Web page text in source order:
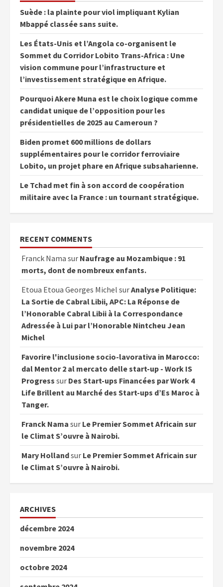
Suède : la plainte pour viol impliquant Kylian
Mbappé classée sans suite.
Les États-Unis et l’Angola co-organisent le
Sommet du Corridor Lobito Trans-Africa : Une
vision commune pour l’infrastructure et
l’investissement stratégique en Afrique.
Pourquoi Akere Muna est le choix logique comme
candidat unique de l’opposition pour les
présidentielles de 2025 au Cameroun ?
Biden promet 600 millions de dollars
supplémentaires pour le corridor ferroviaire
Lobito, un projet phare en Afrique subsaharienne.
Le Tchad met fin à son accord de coopération
militaire avec la France : un tournant stratégique.
RECENT COMMENTS
Franck Nama sur Naufrage au Mozambique : 91
morts, dont de nombreux enfants.
Etoua Etoua Georges Michel surAnalyse Politique:
La Sortie de Cabral Libii, APC: La Réponse de
l’Honorable Cabral Libii à la Correspondance
Adressée à Lui par l’Honorable Nintcheu Jean
Michel
Favorire l'inclusione socio-lavorativa in Marocco:
dal Mentor 2 al mercato delle start-up - Work IS
Progress sur Des Start-ups Financées par Work 4
Life Brillent au Marché des Start-ups d’Es Maroc à
Tanger.
Franck Nama sur Le Premier Sommet Africain sur
le Climat S’ouvre à Nairobi.
Mary Hollandsur Le Premier Sommet Africain sur
le Climat S’ouvre à Nairobi.
ARCHIVES
décembre 2024
novembre 2024
octobre 2024